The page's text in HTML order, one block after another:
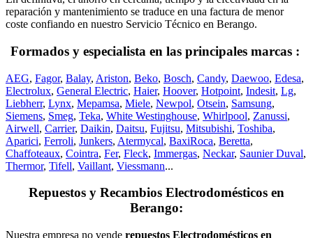
reparación y mantenimiento se traduce en una factura de menor
coste confiando en nuestro Servicio Técnico en Berango.
Formados y especialista en las principales marcas :
AEG, Fagor, Balay, Ariston, Beko, Bosch, Candy, Daewoo, Edesa,
Electrolux, General Electric, Haier, Hoover, Hotpoint, Indesit, Lg,
Liebherr, Lynx, Mepamsa, Miele, Newpol, Otsein, Samsung,
Siemens, Smeg, Teka, White Westinghouse, Whirlpool, Zanussi,
Airwell, Carrier, Daikin, Daitsu, Fujitsu, Mitsubishi, Toshiba,
Aparici, Ferroli, Junkers, Atermycal, BaxiRoca, Beretta,
Chaffoteaux, Cointra, Fer, Fleck, Immergas, Neckar, Saunier Duval,
Thermor, Tifell, Vaillant, Viessmann...
Repuestos y Recambios Electrodomésticos en
Berango:
Nuestra empresa no vende repuestos Electrodomésticos en